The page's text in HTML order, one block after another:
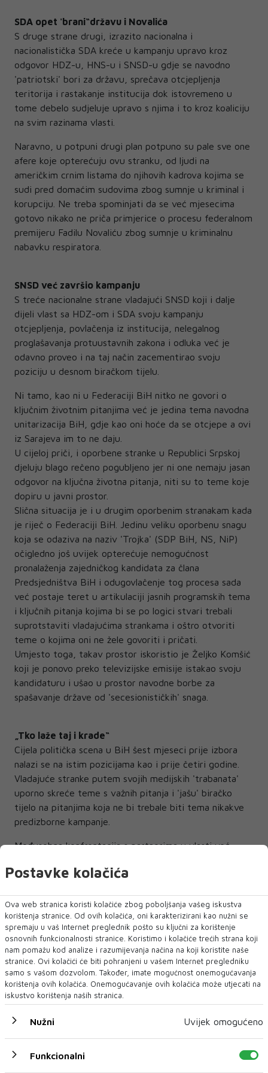
SDA opet 'brani“državu i Novalića
S druge strane drugi, izrazito nacionalna i
nacionalistička SDA kreće u kampanju upravo kroz
odgovor HDZ-u, HNS-u i SNSD-u gdje se navodno
'patriotski' bori za državu, sprečava otcjepljenja
teritorija i rastakanje institucija dok istovremeno u
tome debelo sudjeluje upravo s njima i to kroz koaliciju
na svim razinama vlasti.
Naravno, u potpuni drugi plan potpuno su pale sve one
afere koje opterećuju ovu stranku, od ljudi na
američkim crnim listama do njihovih kadrova kojima se
sudi pred domaćim sudovima zbog sumnje u kriminal i
korupciju. Ne treba spominjati da se već mjesecima
gotovo nikako ne priča primjerice o procesu federalnom
premijeru Fadilu Novaliću zbog sumnje u kriminalnu
nabavku respiratora.
SNSD već završio kampanju
S treće nacionalne strane vladajući SNSD koji i dalje
dijeli vlast sa HDZ-om i SDA svoju kampanju
otcjepljenja, povlačenja iz institucija, nelegalnog
proglašavanja protuustavnih zakona i odluka već je
odavno proveo i na taj način zacementirao svoju
poziciju u desnom biračkom tijelu.
Ni tamo, kao ni u Federaciji BiH nitko ne govori o
ključnim životnim pitanjima već je jedina tema navodna
unitarizacija BiH, gdje kao oni hoće da se otcjepe a ovi
iz Sarajeva im to ne daju.
U cijeloj priči, i oporbene stranke u Republici Srpskoj
djeluju blago rečeno pogubljeno jer ni one nemaju jasan
odgovor na ključna životna pitanja, niti su to teme koje
dopiru u javni prostor.
Slična situacija je i u drugim oporbenim stranakam kada
je riječ o Federaciji BiH. Jedinu veliku oporbenu snagu
koja se odaziva na naziv 'Trojka' (SDP BiH, NS, NiP)
očigledno još uvijek opterećuje nemogućnost
pronalaženja zajedničkog kandidata za člana
Predsjedništva BiH i odugovlačenje tog procesa sada
već postaje teret u artikulaciji jasnih programskih tema
i ključnih pitanja kojima bi se po logici stvari trebali
suprotstaviti vladajućima strankama i oštro otvoriti
teme o kojima oni ne žele govoriti i pričati.
Umjesto toga, takav prostor iskoristio je Željko Komšić
koji je ponovo preko televizijske emisije istakao svoju
kandidaturu i ušao u prostor navodne borbe za
spašavanje države od 'secesionističkih' snaga.
„Tko laže taj i krade“
Cijela politička scena u BiH šest mjeseci prije izbora
nalazi se na istim pozicijama kao i prije četiri godine.
Vladajuće stranke putem svojih medijskih 'trabanata'
uporno skreće teme s važnih pitanja i 'jašu' biračko
tijelo na pitanjima koja ne bi trebale biti tema nikakve
predizborne kampanje.
Međusobna konfrontacija s partnerima u vlasti već
misle odustati. Stanje u BiH je prešlo u stalno stanje
stranaka u predizborno vrijeme s onim 'redovnim'
gotovo ne postoji.
Svakodnevne laži, izvrtanje istine, manipulacija biračima
i nacionalnim emocijama praksa je i matrica u kojoj se
sada uveliko uvukao i veliki dio oporbenih stranaka.
Sve to ne može doprinijeti nikakvoj bitnoj političkoj
promjeni. I dalje ćemo svakodnevno slušati bezbrojne
odvijati razne krađe i pljačke.
Još jedan dokaz da se i dalje sve bitno odvija po onoj :
Postavke kolačića
Ova web stranica koristi kolačiće zbog poboljšanja vašeg iskustva
korištenja stranice. Od ovih kolačića, oni karakterizirani kao nužni se
spremaju u vaš Internet preglednik pošto su ključni za korištenje
osnovnih funkcionalnosti stranice. Koristimo i kolačiće trećih strana koji
nam pomažu kod analize i razumijevanja načina na koji koristite naše
stranice. Ovi kolačići će biti pohranjeni u vašem Internet pregledniku
samo s vašom dozvolom. Također, imate mogućnost onemogućavanja
korištenja ovih kolačića. Onemogućavanje ovih kolačića može utjecati na
iskustvo korištenja naših stranica.
Nužni Uvijek omogućeno
Funkcionalni